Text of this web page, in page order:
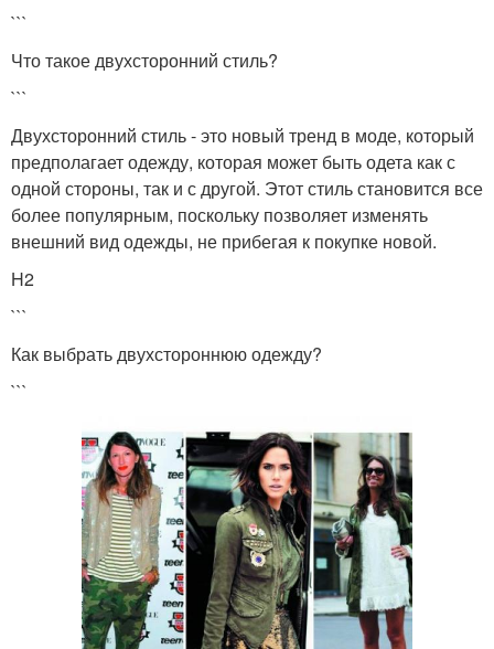
```
Что такое двухсторонний стиль?
```
Двухсторонний стиль - это новый тренд в моде, который
предполагает одежду, которая может быть одета как с
одной стороны, так и с другой. Этот стиль становится все
более популярным, поскольку позволяет изменять
внешний вид одежды, не прибегая к покупке новой.
H2
```
Как выбрать двухстороннюю одежду?
```